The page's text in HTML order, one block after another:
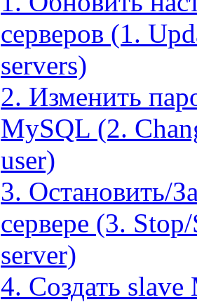
серверов (1.
servers)
2. Изменить
MySQL (2.
user)
3. Остановить/
сервере (3.
server)
4. Создать